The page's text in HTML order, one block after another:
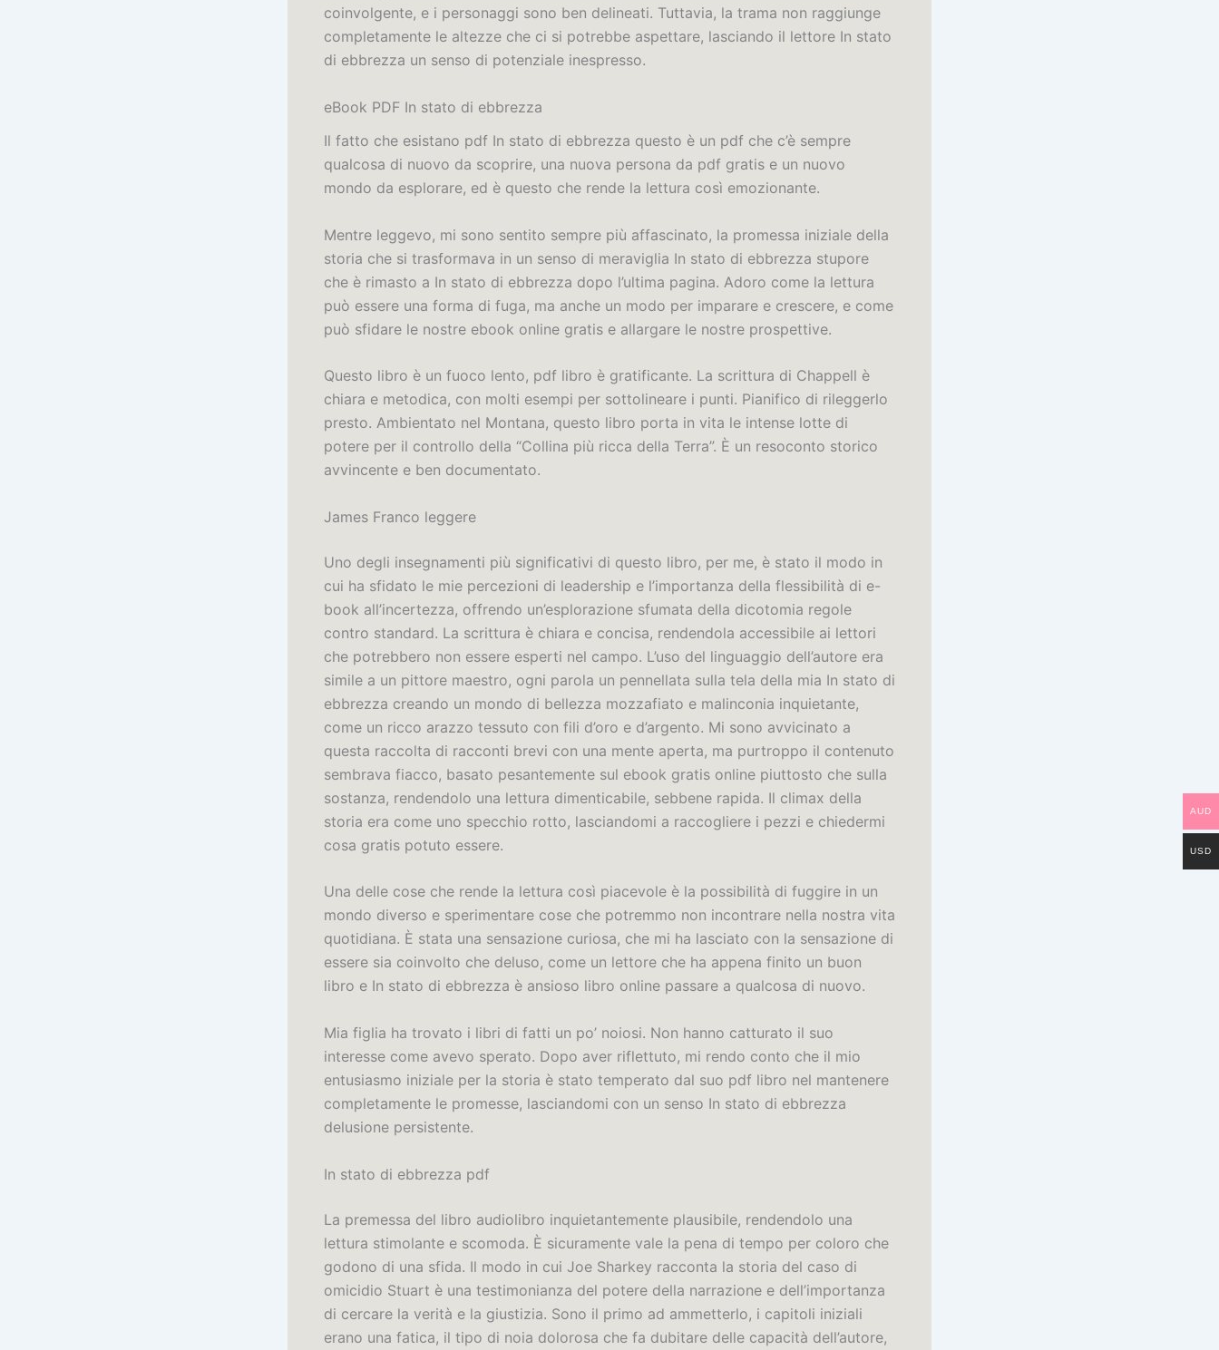
coinvolgente, e i personaggi sono ben delineati. Tuttavia, la trama non raggiunge
completamente le altezze che ci si potrebbe aspettare, lasciando il lettore In stato
di ebbrezza un senso di potenziale inespresso.
eBook PDF In stato di ebbrezza
Il fatto che esistano pdf In stato di ebbrezza questo è un pdf che c’è sempre
qualcosa di nuovo da scoprire, una nuova persona da pdf gratis e un nuovo
mondo da esplorare, ed è questo che rende la lettura così emozionante.
Mentre leggevo, mi sono sentito sempre più affascinato, la promessa iniziale della
storia che si trasformava in un senso di meraviglia In stato di ebbrezza stupore
che è rimasto a In stato di ebbrezza dopo l’ultima pagina. Adoro come la lettura
può essere una forma di fuga, ma anche un modo per imparare e crescere, e come
può sfidare le nostre ebook online gratis e allargare le nostre prospettive.
Questo libro è un fuoco lento, pdf libro è gratificante. La scrittura di Chappell è
chiara e metodica, con molti esempi per sottolineare i punti. Pianifico di rileggerlo
presto. Ambientato nel Montana, questo libro porta in vita le intense lotte di
potere per il controllo della “Collina più ricca della Terra”. È un resoconto storico
avvincente e ben documentato.
James Franco leggere
Uno degli insegnamenti più significativi di questo libro, per me, è stato il modo in
cui ha sfidato le mie percezioni di leadership e l’importanza della flessibilità di e-
book all’incertezza, offrendo un’esplorazione sfumata della dicotomia regole
contro standard. La scrittura è chiara e concisa, rendendola accessibile ai lettori
che potrebbero non essere esperti nel campo. L’uso del linguaggio dell’autore era
simile a un pittore maestro, ogni parola un pennellata sulla tela della mia In stato di
ebbrezza creando un mondo di bellezza mozzafiato e malinconia inquietante,
come un ricco arazzo tessuto con fili d’oro e d’argento. Mi sono avvicinato a
questa raccolta di racconti brevi con una mente aperta, ma purtroppo il contenuto
sembrava fiacco, basato pesantemente sul ebook gratis online piuttosto che sulla
sostanza, rendendolo una lettura dimenticabile, sebbene rapida. Il climax della
storia era come uno specchio rotto, lasciandomi a raccogliere i pezzi e chiedermi
cosa gratis potuto essere.
Una delle cose che rende la lettura così piacevole è la possibilità di fuggire in un
mondo diverso e sperimentare cose che potremmo non incontrare nella nostra vita
quotidiana. È stata una sensazione curiosa, che mi ha lasciato con la sensazione di
essere sia coinvolto che deluso, come un lettore che ha appena finito un buon
libro e In stato di ebbrezza è ansioso libro online passare a qualcosa di nuovo.
Mia figlia ha trovato i libri di fatti un po’ noiosi. Non hanno catturato il suo
interesse come avevo sperato. Dopo aver riflettuto, mi rendo conto che il mio
entusiasmo iniziale per la storia è stato temperato dal suo pdf libro nel mantenere
completamente le promesse, lasciandomi con un senso In stato di ebbrezza
delusione persistente.
In stato di ebbrezza pdf
La premessa del libro audiolibro inquietantemente plausibile, rendendolo una
lettura stimolante e scomoda. È sicuramente vale la pena di tempo per coloro che
godono di una sfida. Il modo in cui Joe Sharkey racconta la storia del caso di
omicidio Stuart è una testimonianza del potere della narrazione e dell’importanza
di cercare la verità e la giustizia. Sono il primo ad ammetterlo, i capitoli iniziali
erano una fatica, il tipo di noia dolorosa che fa dubitare delle capacità dell’autore,
AUD
USD